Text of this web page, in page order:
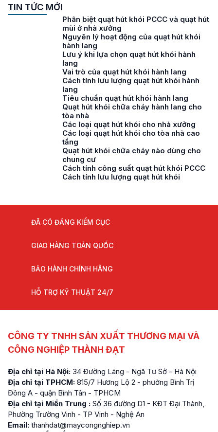
TIN TỨC MỚI
Phân biệt quạt hút khói PCCC và quạt hút
mùi ở nhà xưởng
Nguyên lý hoạt động của quạt hút khói
hành lang
Lưu ý khi lựa chọn quạt hút khói hành
lang
Vai trò của quạt hút khói hành lang
Cách tính lưu lượng quạt hút khói hành
lang
Tiêu chuẩn quạt hút khói hành lang
Quạt hút khói chữa cháy hành lang cho
tòa nhà
Các loại quạt hút khói cho nhà xưởng
Các loại quạt hút khói cho tòa nhà cao
tầng
Quạt hút khói chữa cháy nào dùng cho
chung cư
Cách tính công suất quạt hút khói PCCC
Cách tính lưu lượng quạt hút khói
ĐÃ CÓ ĐĂNG KIỂM CỤC
GIAO HÀNG TOÀN QUỐC
BẢO HÀNH CHÍNH HÃNG
HỖ TRỢ KỸ THUẬT 24/7
CÔNG TY TNHH SẢN XUẤT THƯƠNG MẠI VÀ
CÔNG NGHIỆP THÀNH ĐẠT
Địa chỉ tại Hà Nội: 34 Đường Láng - Ngã Tư Sở - Hà Nội
Địa chỉ tại TPHCM: 815/7 Hương Lộ 2 - phường Bình Trị
Đông A - quận Bình Tân - TPHCM
Địa chỉ tại Miền Trung : Số 36 đường D1 - KĐT Đại Thành,
Phường Trường Vinh - TP Vinh - Nghệ An
Email: thanhdat@maycongnghiep.vn